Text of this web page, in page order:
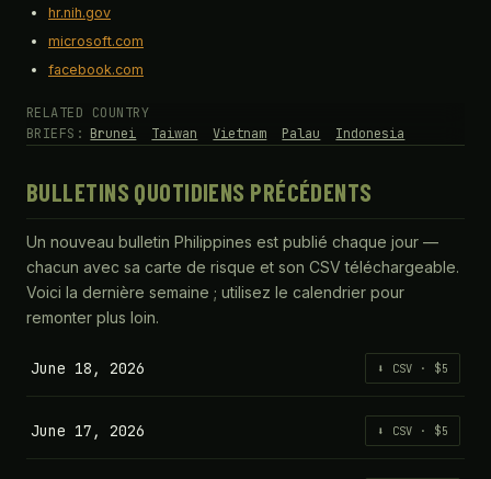
hr.nih.gov
microsoft.com
facebook.com
RELATED COUNTRY
BRIEFS: Brunei Taiwan Vietnam Palau Indonesia
BULLETINS QUOTIDIENS PRÉCÉDENTS
Un nouveau bulletin Philippines est publié chaque jour —
chacun avec sa carte de risque et son CSV téléchargeable.
Voici la dernière semaine ; utilisez le calendrier pour
remonter plus loin.
June 18, 2026 ⬇ CSV · $5
June 17, 2026 ⬇ CSV · $5